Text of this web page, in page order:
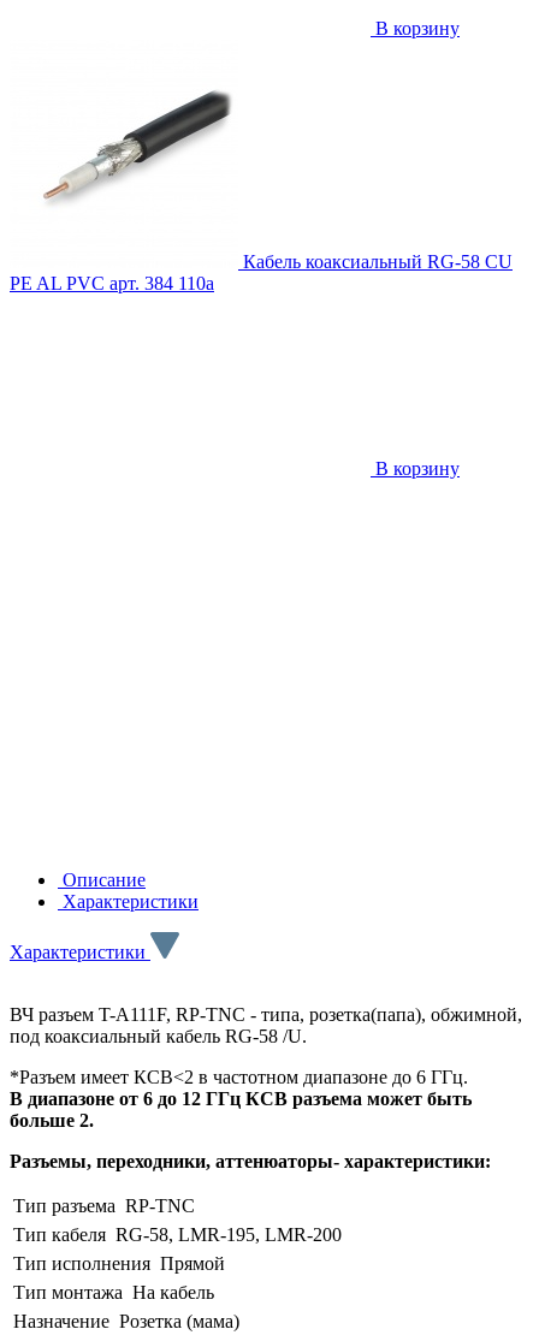
В корзину
Кабель коаксиальный RG-58 CU
PE AL PVC арт. 384 110a
В корзину
Описание
Характеристики
Характеристики
ВЧ разъем T-A111F, RP-TNC - типа, розетка(папа), обжимной,
под коаксиальный кабель RG-58 /U.
*Разъем имеет КСВ<2 в частотном диапазоне до 6 ГГц.
В диапазоне от 6 до 12 ГГц КСВ разъема может быть
больше 2.
Разъемы, переходники, аттенюаторы- характеристики:
Тип разъема RP-TNC
Тип кабеля RG-58, LMR-195, LMR-200
Тип исполнения Прямой
Тип монтажа На кабель
Назначение Розетка (мама)